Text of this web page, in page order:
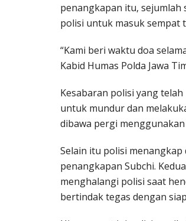
penangkapan itu, sejumlah
polisi untuk masuk sempat
“Kami beri waktu doa
Kabid Humas Polda Jawa
Kesabaran polisi yang
untuk mundur dan
dibawa pergi
Selain itu polisi
penangkapan Subchi.
menghalangi polisi saat
bertindak tegas dengan